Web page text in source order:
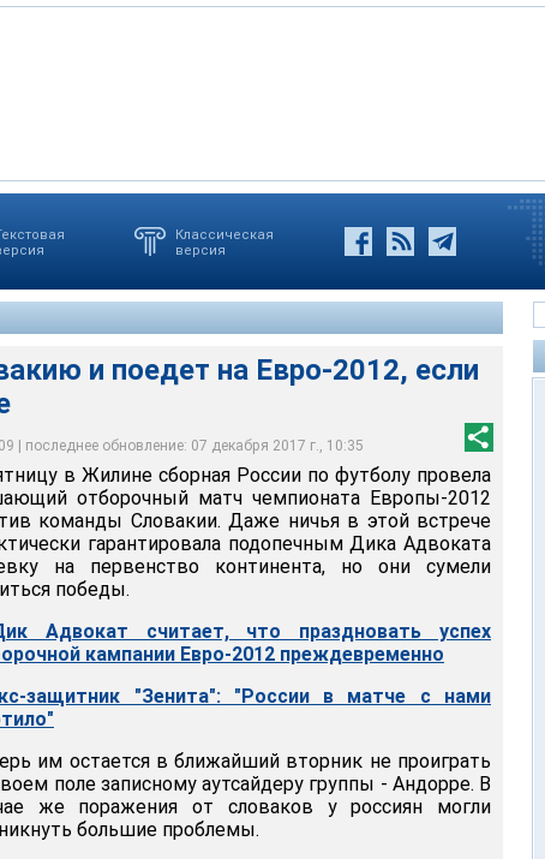
Классическая
версия
и поедет на Евро-2012, если
| последнее обновление: 07 декабря 2017 г., 10:35
в Жилине сборная России по футболу провела
отборочный матч чемпионата Европы-2012
команды Словакии. Даже ничья в этой встрече
гарантировала подопечным Дика Адвоката
на первенство континента, но они сумели
победы.
Адвокат считает, что праздновать успех
кампании Евро-2012 преждевременно
защитник "Зенита": "России в матче с нами
им остается в ближайший вторник не проиграть
поле записному аутсайдеру группы - Андорре. В
же поражения от словаков у россиян могли
большие проблемы.